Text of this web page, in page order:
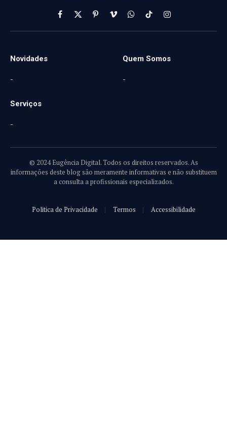
Facebook
X
(Twitter)
PinterestVimeoWhatsApp
TikTokInstagram
Novidades
-
Quem Somos
-
Serviços
-
© 2024 Eugência Digital. Todos os direitos reservados. As
informações deste blog são meramente informativas e não substituem
a consulta a profissionais especializados.
Politica de Privacidade Termos Accessibilidade